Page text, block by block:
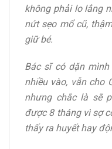
không phải lo lắng
nứt sẹo mổ cũ,
giữ bé.
Bác sĩ có dặn
nhiều vào, vẫn cho
nhưng chắc là sẽ
được 8 tháng vì sợ
thấy ra huyết hay